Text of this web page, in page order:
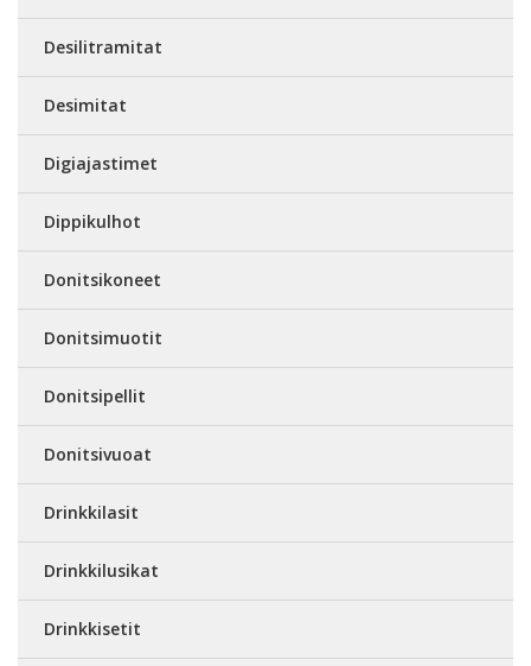
Desilitramitat
Desimitat
Digiajastimet
Dippikulhot
Donitsikoneet
Donitsimuotit
Donitsipellit
Donitsivuoat
Drinkkilasit
Drinkkilusikat
Drinkkisetit